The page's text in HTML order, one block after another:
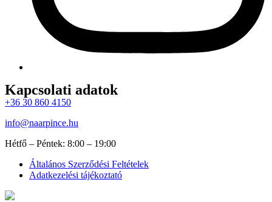
Kapcsolati adatok
+36 30 860 4150
info@naarpince.hu
Hétfő – Péntek: 8:00 – 19:00
Általános Szerződési Feltételek
Adatkezelési tájékoztató